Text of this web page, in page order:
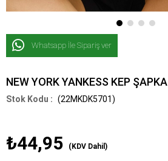
Whatsapp İle Sipariş ver
NEW YORK YANKESS KEP ŞAPKA
(22MKDK5701)
₺44,95 (KDV Dahil)